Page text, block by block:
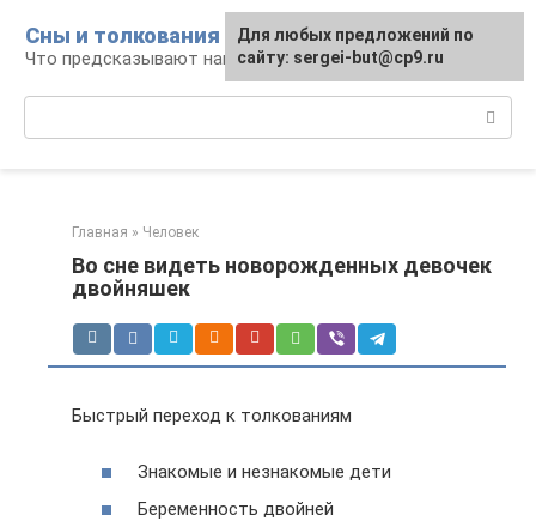
контенту
Сны и толкования
Что предсказывают нам наши сны
Главная » Человек
Во сне видеть новорожденных девочек
двойняшек
Быстрый переход к толкованиям
Знакомые и незнакомые дети
Беременность двойней
Для любых предложений по
сайту: sergei-but@cp9.ru